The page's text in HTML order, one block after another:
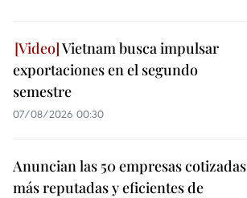
Vietnam busca impulsar
exportaciones en el segundo
semestre
07/08/2026 00:30
Anuncian las 50 empresas cotizadas
más reputadas y eficientes de